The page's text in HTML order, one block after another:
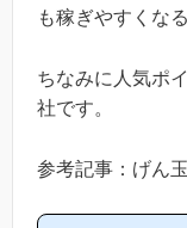
も稼ぎやすくな
ちなみに人気ポ
社です。
参考記事：げん